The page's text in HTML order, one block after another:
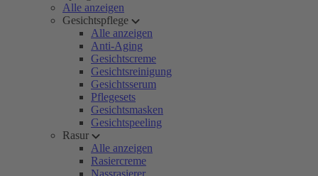
Alle anzeigen
Gesichtspflege
Alle anzeigen
Anti-Aging
Gesichtscreme
Gesichtsreinigung
Gesichtsserum
Pflegesets
Gesichtsmasken
Gesichtspeeling
Rasur
Alle anzeigen
Rasiercreme
Nassrasierer